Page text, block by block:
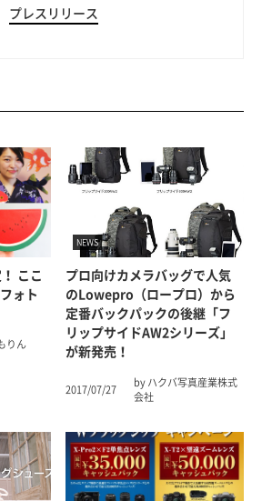
プレスリリース
ここ
ォト
りん
NEWS
プロ向けカメラバッグで人気
のLowepro（ロープロ）から
定番バックパックの後継「フ
リップサイドAW2シリーズ」
が新発売！
2017/07/27
by ハクバ写真産業株式
会社